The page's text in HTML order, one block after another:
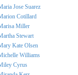
Jose Suarez
Cotillard
Miller
Stewart
Kate Olsen
Williams
Cyrus